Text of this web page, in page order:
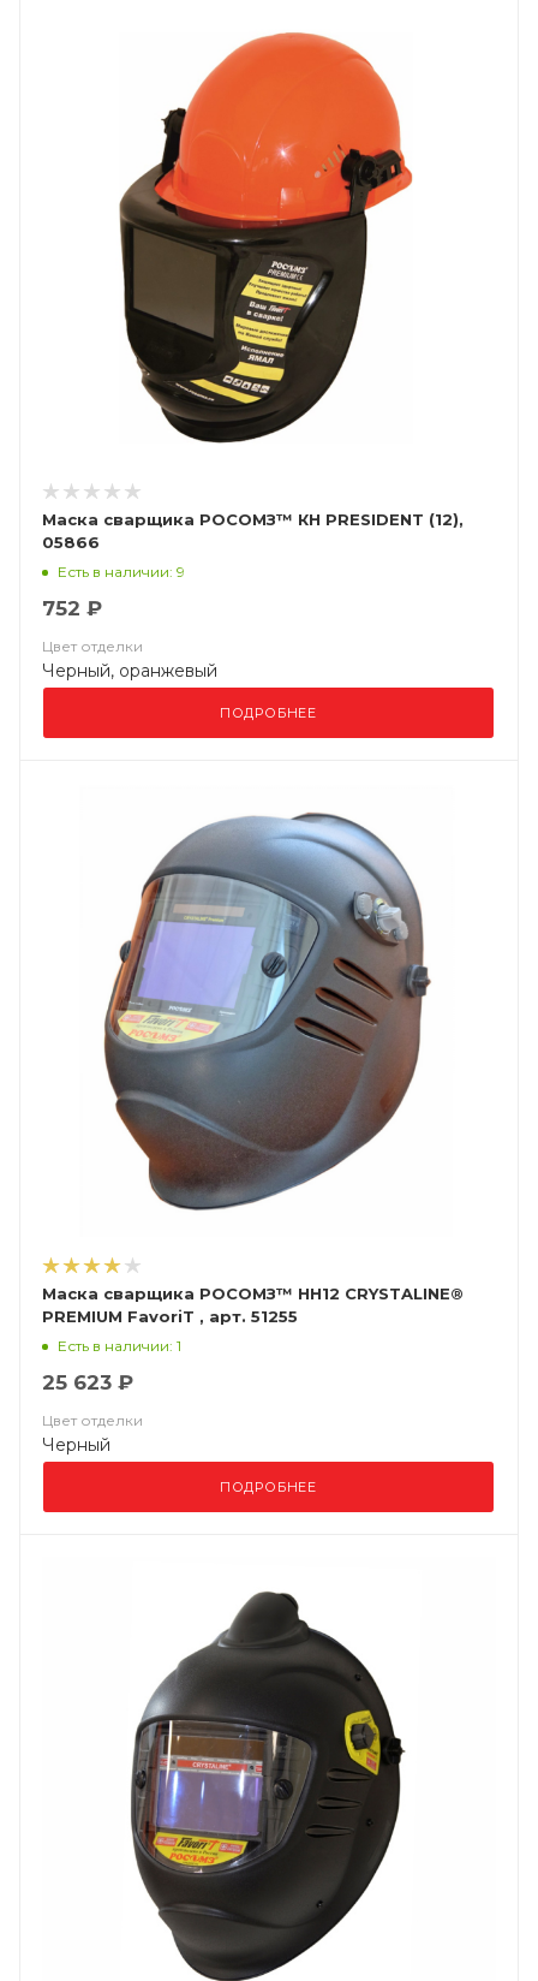
Маска сварщика РОСОМЗ™ КН PRESIDENT (12),
05866
Есть в наличии: 9
752 ₽
Цвет отделки
Черный, оранжевый
ПОДРОБНЕЕ
Маска сварщика РОСОМЗ™ НН12 CRYSTALINE®
PREMIUM FavoriT , арт. 51255
Есть в наличии: 1
25 623 ₽
Цвет отделки
Черный
ПОДРОБНЕЕ